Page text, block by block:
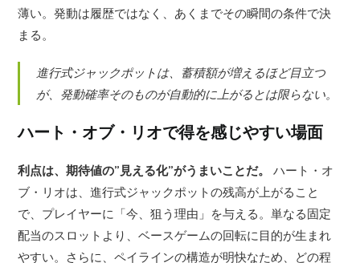
薄い。発動は履歴ではなく、あくまでその瞬間の条件で決
まる。
進行式ジャックポットは、蓄積額が増えるほど目立つ
が、発動確率そのものが自動的に上がるとは限らない。
ハート・オブ・リオで得を感じやすい場面
利点は、期待値の”見える化”がうまいことだ。
ハート・オ
ブ・リオは、進行式ジャックポットの残高が上がること
で、プレイヤーに「今、狙う理由」を与える。単なる固定
配当のスロットより、ベースゲームの回転に目的が生まれ
やすい。さらに、ペイラインの構造が明快なため、どの程